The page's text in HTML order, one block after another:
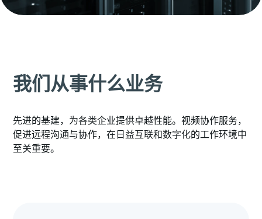
我们从事什么业务
先进的基建，为各类企业提供卓越性能。视频协作服务，
促进远程沟通与协作，在日益互联和数字化的工作环境中
至关重要。